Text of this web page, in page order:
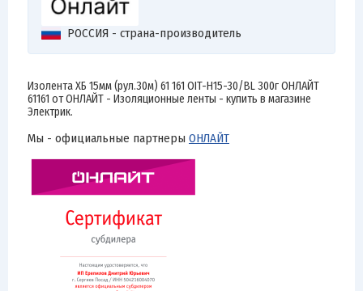
РОССИЯ - страна-производитель
Изолента ХБ 15мм (рул.30м) 61 161 OIT-H15-30/BL 300г ОНЛАЙТ
61161 от ОНЛАЙТ - Изоляционные ленты - купить в магазине
Электрик.
Мы - официальные партнеры ОНЛАЙТ